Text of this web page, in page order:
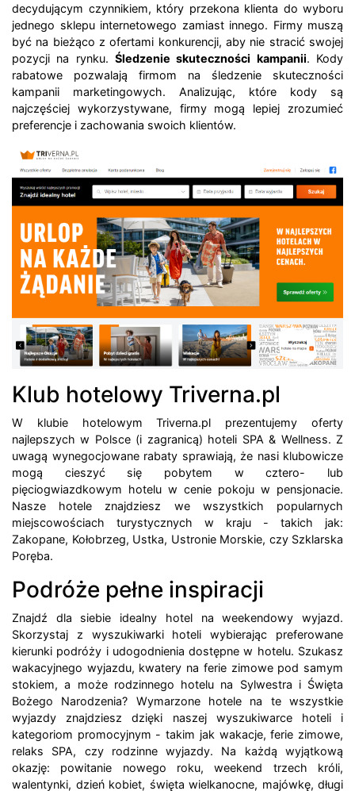
decydującym czynnikiem, który przekona klienta do wyboru
jednego sklepu internetowego zamiast innego. Firmy muszą
być na bieżąco z ofertami konkurencji, aby nie stracić swojej
pozycji na rynku. Śledzenie skuteczności kampanii. Kody
rabatowe pozwalają firmom na śledzenie skuteczności
kampanii marketingowych. Analizując, które kody są
najczęściej wykorzystywane, firmy mogą lepiej zrozumieć
preferencje i zachowania swoich klientów.
Klub hotelowy Triverna.pl
W klubie hotelowym Triverna.pl prezentujemy oferty
najlepszych w Polsce (i zagranicą) hoteli SPA & Wellness. Z
uwagą wynegocjowane rabaty sprawiają, że nasi klubowicze
mogą cieszyć się pobytem w cztero- lub
pięciogwiazdkowym hotelu w cenie pokoju w pensjonacie.
Nasze hotele znajdziesz we wszystkich popularnych
miejscowościach turystycznych w kraju - takich jak:
Zakopane, Kołobrzeg, Ustka, Ustronie Morskie, czy Szklarska
Poręba.
Podróże pełne inspiracji
Znajdź dla siebie idealny hotel na weekendowy wyjazd.
Skorzystaj z wyszukiwarki hoteli wybierając preferowane
kierunki podróży i udogodnienia dostępne w hotelu. Szukasz
wakacyjnego wyjazdu, kwatery na ferie zimowe pod samym
stokiem, a może rodzinnego hotelu na Sylwestra i Święta
Bożego Narodzenia? Wymarzone hotele na te wszystkie
wyjazdy znajdziesz dzięki naszej wyszukiwarce hoteli i
kategoriom promocyjnym - takim jak wakacje, ferie zimowe,
relaks SPA, czy rodzinne wyjazdy. Na każdą wyjątkową
okazję: powitanie nowego roku, weekend trzech króli,
walentynki, dzień kobiet, święta wielkanocne, majówkę, długi